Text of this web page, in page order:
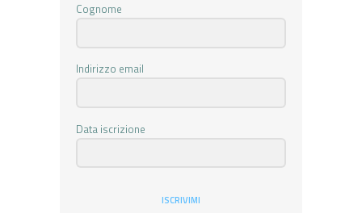
Cognome
Indirizzo email
Data iscrizione
ISCRIVIMI